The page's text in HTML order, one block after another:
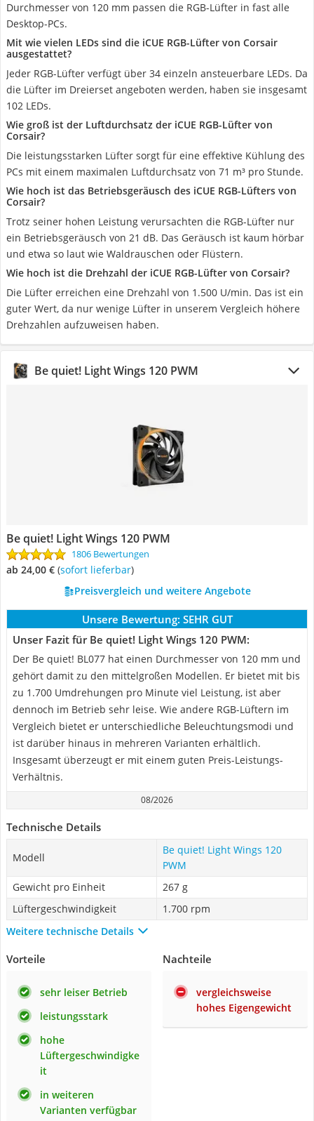
Durchmesser von 120 mm passen die RGB-Lüfter in fast alle
Desktop-PCs.
Mit wie vielen LEDs sind die iCUE RGB-Lüfter von Corsair
ausgestattet?
Jeder RGB-Lüfter verfügt über 34 einzeln ansteuerbare LEDs. Da
die Lüfter im Dreierset angeboten werden, haben sie insgesamt
102 LEDs.
Wie groß ist der Luftdurchsatz der iCUE RGB-Lüfter von
Corsair?
Die leistungsstarken Lüfter sorgt für eine effektive Kühlung des
PCs mit einem maximalen Luftdurchsatz von 71 m³ pro Stunde.
Wie hoch ist das Betriebsgeräusch des iCUE RGB-Lüfters von
Corsair?
Trotz seiner hohen Leistung verursachten die RGB-Lüfter nur
ein Betriebsgeräusch von 21 dB. Das Geräusch ist kaum hörbar
und etwa so laut wie Waldrauschen oder Flüstern.
Wie hoch ist die Drehzahl der iCUE RGB-Lüfter von Corsair?
Die Lüfter erreichen eine Drehzahl von 1.500 U/min. Das ist ein
guter Wert, da nur wenige Lüfter in unserem Vergleich höhere
Drehzahlen aufzuweisen haben.
Be quiet! Light Wings 120 PWM
Be quiet! Light Wings 120 PWM
1806 Bewertungen
ab 24,00 € ( Sofort lieferbar)
Preisvergleich und weitere Angebote
Unsere Bewertung: SEHR GUT
Unser Fazit für Be quiet! Light Wings 120 PWM:
Der Be quiet! BL077 hat einen Durchmesser von 120 mm und
gehört damit zu den mittelgroßen Modellen. Er bietet mit bis
zu 1.700 Umdrehungen pro Minute viel Leistung, ist aber
dennoch im Betrieb sehr leise. Wie andere RGB-Lüftern im
Vergleich bietet er unterschiedliche Beleuchtungsmodi und
ist darüber hinaus in mehreren Varianten erhältlich.
Insgesamt überzeugt er mit einem guten Preis-Leistungs-
Verhältnis.
08/2026
Technische Details
Modell
Be quiet! Light Wings 120
PWM
Gewicht pro Einheit
267 g
Lüftergeschwindigkeit
1.700 rpm
Weitere technische Details
Vorteile
sehr leiser Betrieb
leistungsstark
hohe
Lüftergeschwindigke
it
in weiteren
Varianten verfügbar
Nachteile
vergleichsweise
hohes Eigengewicht